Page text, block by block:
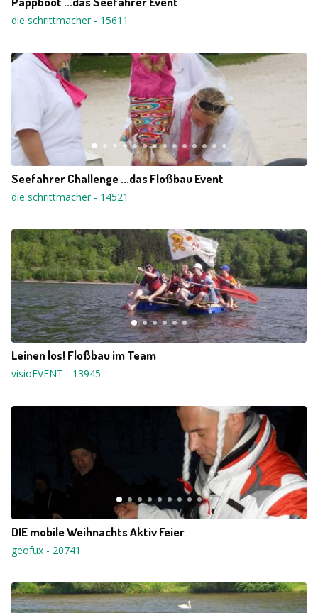
die schrittmacher- 15611
Seefahrer Challenge ...das Floßbau Event
die schrittmacher- 14521
Leinen los! Floßbau im Team
visioEVENT - 13945
DIE mobile Weihnachts Aktiv Feier
geofux - 20741